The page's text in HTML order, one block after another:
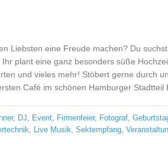
Liebsten eine Freude machen? Du
plant eine ganz besonders süße
und vieles mehr! Stöbert gerne durch
Café im schönen Hamburger
, DJ, Event, Firmenfeier, Fotograf,
, Live Musik, Sektempfang,